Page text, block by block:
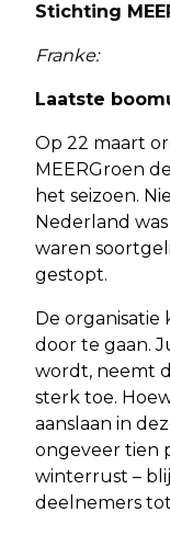
Stichting
Franke:
Laatste
Op 22 maart
MEERGroen
het seizoen.
Nederland
waren
gestopt.
De
door te gaan.
wordt, neemt
sterk toe.
aanslaan in
ongeveer tien
winterrust –
deelnemers